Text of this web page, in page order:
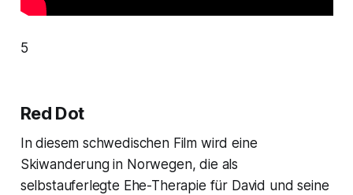
5
Red Dot
In diesem schwedischen Film wird eine
Skiwanderung in Norwegen, die als
selbstauferlegte Ehe-Therapie für David und seine